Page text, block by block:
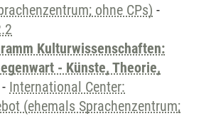
ohne CPs) -
Kulturwissenschaften:
- Künste, Theorie,
- International Center:
(ehemals Sprachenzentrum;